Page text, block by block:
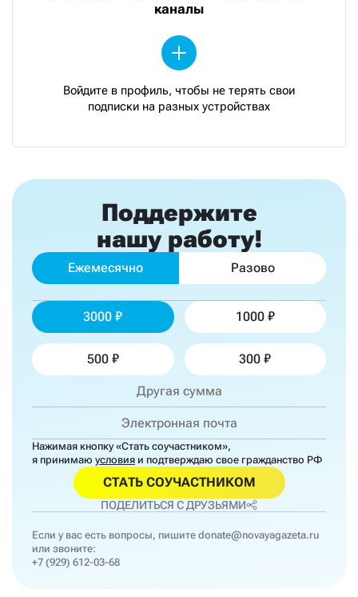
каналы
Войдите в профиль, чтобы не терять свои
подписки на разных устройствах
Поддержите
нашу работу!
Ежемесячно Разово
3000 1000
500 300
Нажимая кнопку «Стать соучастником»,
я принимаю условия и подтверждаю свое гражданство РФ
СТАТЬ СОУЧАСТНИКОМ
ПОДЕЛИТЬСЯ С ДРУЗЬЯМИ
Если у вас есть вопросы, пишите donate@novayagazeta.ru
или звоните:
+7 (929) 612-03-68